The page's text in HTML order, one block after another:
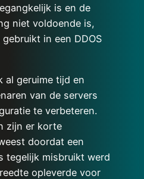
is en de
niet voldoende is,
in een DDOS
al geruime tijd en
van de servers
te verbeteren.
zijn er korte
doordat een
tegelijk misbruikt werd
opleverde voor